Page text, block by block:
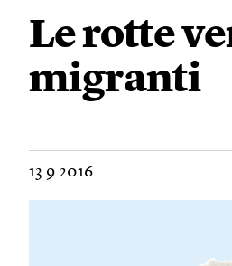
Le rotte
migranti
13.9.2016